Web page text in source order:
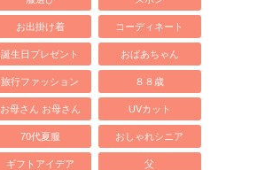
お出掛け着 コーディネート
誕生日プレゼント おばあちゃん
旅行ファッション ８８歳
お母さん お母さん UVカット
70代夏服 おしゃれシニア
ギフトアイデア 父